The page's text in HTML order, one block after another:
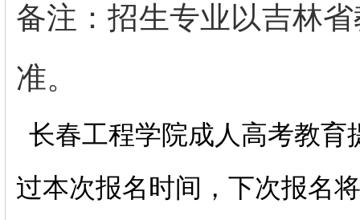
备注：招生专业以吉林
准。
长春工程学院成人高考教育
过本次报名时间，下次报名